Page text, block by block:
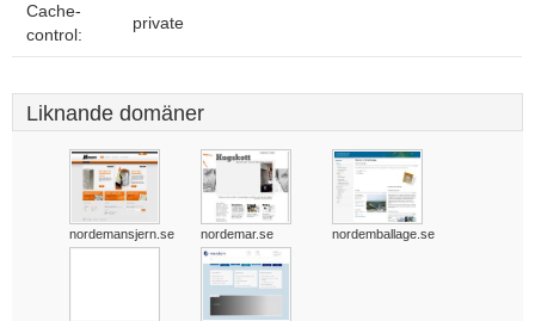
Cache-
control:
private
Liknande domäner
nordemansjern.se nordemar.se nordemballage.se